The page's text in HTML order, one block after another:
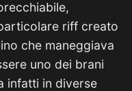
riff creato
che maneggiava
uno dei brani
infatti in diverse